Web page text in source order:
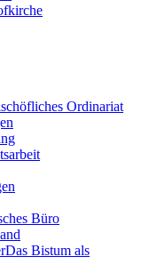
Ordinariat
Büro
Das Bistum als